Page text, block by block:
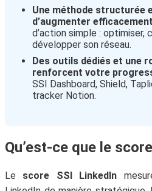
Une méthode structurée
d’augmenter
d’action simple : optimiser,
développer son réseau.
Des outils dédiés et une
renforcent votre
SSI Dashboard, Shield,
tracker Notion.
Qu’est-ce que le
Le score SSI LinkedIn